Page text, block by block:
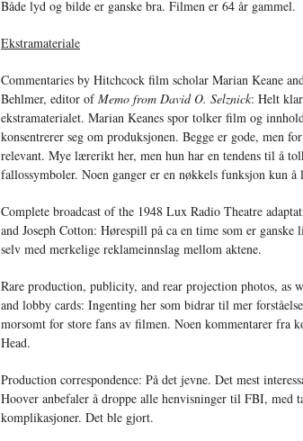
Både lyd og bilde er ganske bra. Filmen er 64 år gammel.
Ekstramateriale
Commentaries by Hitchcock film scholar Marian Keane
Behlmer, editor ofMemo from David O. Selznick: Helt
ekstramaterialet. Marian Keanes spor tolker film og
konsentrerer seg om produksjonen. Begge er gode, men
relevant. Mye lærerikt her, men hun har en tendens til å
fallossymboler. Noen ganger er en nøkkels funksjon kun
Complete broadcast of the 1948 Lux Radio Theatre
and Joseph Cotton: Hørespill på ca en time som er
selv med merkelige reklameinnslag mellom aktene.
Rare production, publicity, and rear projection photos, as
and lobby cards: Ingenting her som bidrar til mer
morsomt for store fans av filmen. Noen kommentarer fra
Head.
Production correspondence: På det jevne. Det mest
Hoover anbefaler å droppe alle henvisninger til FBI, med
komplikasjoner. Det ble gjort.